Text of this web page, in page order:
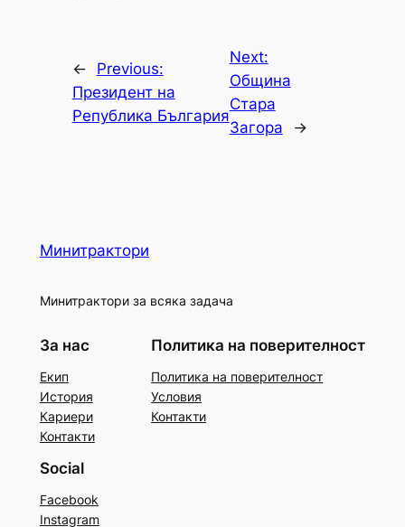
←
Previous:
Президент на
Република България
Next:
Община
Стара
Загора
→
Минитрактори
Минитрактори за всяка задача
За нас
Екип
История
Кариери
Контакти
Политика на поверителност
Политика на поверителност
Условия
Контакти
Social
Facebook
Instagram